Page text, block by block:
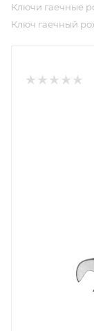
Ключи гаечные
Ключ гаечный